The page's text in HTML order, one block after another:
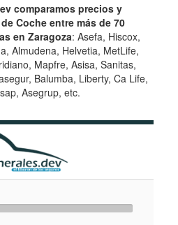
comparamos precios y
Coche entre más de 70
en Zaragoza: Asefa, Hiscox,
Almudena, Helvetia, MetLife,
Mapfre, Asisa, Sanitas,
Balumba, Liberty, Ca Life,
Asegrup, etc.